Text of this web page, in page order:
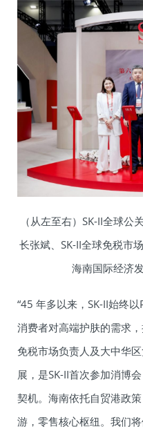
（从左至右）SK-II全球
长张斌、SK-II全球免税市
海南国际经济
“45 年多以来，SK-II始终
消费者对高端护肤的需求
免税市场负责人及大中华
展，是SK-II首次参加消博
契机。海南依托自贸港政
游，零售核心枢纽。我们